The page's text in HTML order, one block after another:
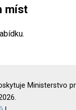
míst
Ministerstvo